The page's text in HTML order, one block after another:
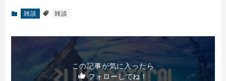
雑談 雑談
この記事が気に入ったら
フォローしてね！